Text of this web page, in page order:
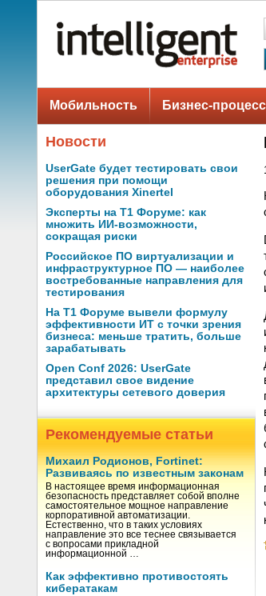
Мобильность Бизнес-
Новости
UserGate будет тестировать свои
решения при помощи
оборудования Xinertel
Эксперты на Т1 Форуме: как
множить ИИ-возможности,
сокращая риски
Российское ПО виртуализации и
инфраструктурное ПО — наиболее
востребованные направления для
тестирования
На Т1 Форуме вывели формулу
эффективности ИТ с точки зрения
бизнеса: меньше тратить, больше
зарабатывать
Open Conf 2026: UserGate
представил свое видение
архитектуры сетевого доверия
Рекомендуемые статьи
Михаил Родионов, Fortinet:
Развиваясь по известным законам
В настоящее время информационная
безопасность представляет собой вполне
самостоятельное мощное направление
корпоративной автоматизации.
Естественно, что в таких условиях
направление это все теснее связывается
с вопросами прикладной
информационной …
Как эффективно противостоять
кибератакам